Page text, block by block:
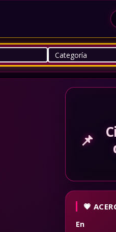
📌
En